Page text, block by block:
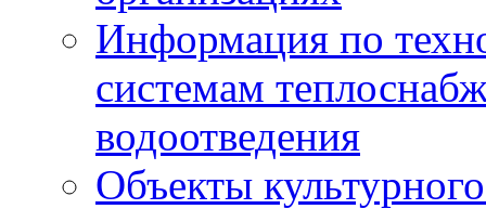
Информация по
системам
водоотведения
Объекты